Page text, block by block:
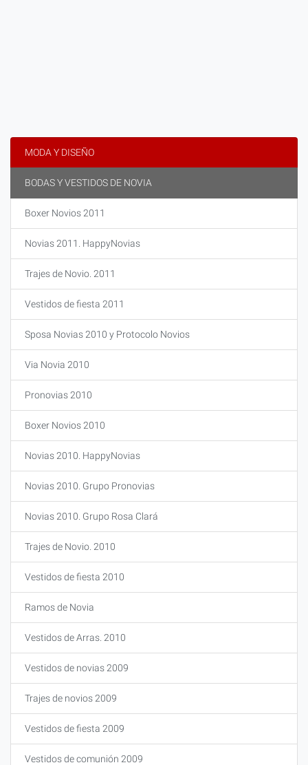
MODA Y DISEÑO
BODAS Y VESTIDOS DE NOVIA
Boxer Novios 2011
Novias 2011. HappyNovias
Trajes de Novio. 2011
Vestidos de fiesta 2011
Sposa Novias 2010 y Protocolo Novios
Via Novia 2010
Pronovias 2010
Boxer Novios 2010
Novias 2010. HappyNovias
Novias 2010. Grupo Pronovias
Novias 2010. Grupo Rosa Clará
Trajes de Novio. 2010
Vestidos de fiesta 2010
Ramos de Novia
Vestidos de Arras. 2010
Vestidos de novias 2009
Trajes de novios 2009
Vestidos de fiesta 2009
Vestidos de comunión 2009